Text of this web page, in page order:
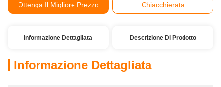
Ottenga Il Migliore Prezzo Chiacchierata
Informazione Dettagliata Descrizione Di Prodotto
Informazione Dettagliata